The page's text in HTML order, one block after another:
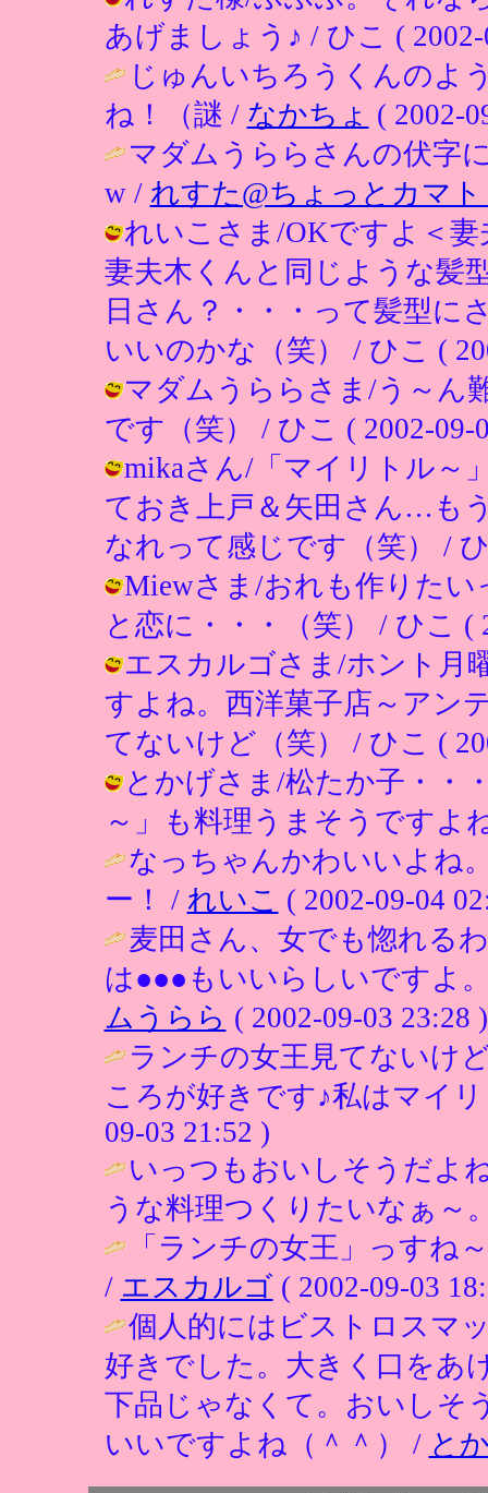
あげましょう♪ / ひこ ( 2002-
じゅんいちろうくんのよ
ね！（謎 / なかちょ ( 2002-
マダムうららさんの伏字
w / れすた@ちょっとカマ
れいこさま/OKですよ＜
妻夫木くんと同じような髪
日さん？・・・って髪型に
いいのかな（笑） / ひこ (
マダムうららさま/う～ん
です（笑） / ひこ ( 2002-09-
mikaさん/「マイリトル～
ておき上戸＆矢田さん…も
なれって感じです（笑） /
Miewさま/おれも作りた
と恋に・・・（笑） / ひこ (
エスカルゴさま/ホント月
すよね。西洋菓子店～アン
てないけど（笑） / ひこ (
とかげさま/松たか子・・
～」も料理うまそうですよ
なっちゃんかわいいよね
ー！ / れいこ ( 2002-09-04
麦田さん、女でも惚れる
は●●●もいいらしいですよ
ムうらら ( 2002-09-03 23:28 )
ランチの女王見てないけ
ころが好きです♪私はマイ
09-03 21:52 )
いっつもおいしそうだよ
うな料理つくりたいなぁ～
「ランチの女王」っすね
/ エスカルゴ ( 2002-09-03
個人的にはビストロスマ
好きでした。大きく口をあ
下品じゃなくて。おいしそ
いいですよね（＾＾） / と